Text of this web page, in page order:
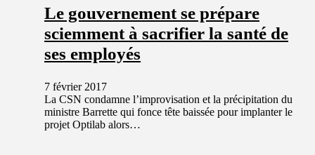
Le gouvernement se prépare
sciemment à sacrifier la santé de
ses employés
7 février 2017
La CSN condamne l’improvisation et la précipitation du
ministre Barrette qui fonce tête baissée pour implanter le
projet Optilab alors…